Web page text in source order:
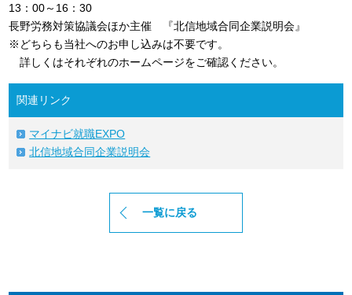
13：00～16：30
長野労務対策協議会ほか主催 『北信地域合同企業説明会』
※どちらも当社へのお申し込みは不要です。
詳しくはそれぞれのホームページをご確認ください。
関連リンク
マイナビ就職EXPO
北信地域合同企業説明会
一覧に戻る